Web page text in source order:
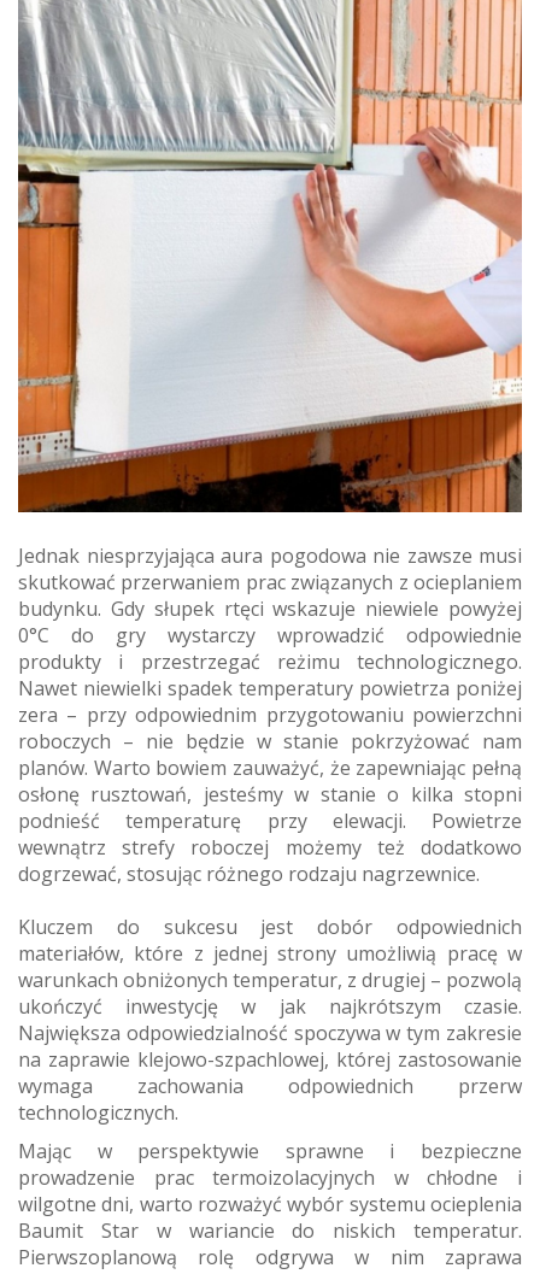
Jednak niesprzyjająca aura pogodowa nie zawsze musi
skutkować przerwaniem prac związanych z ocieplaniem
budynku. Gdy słupek rtęci wskazuje niewiele powyżej
0°C do gry wystarczy wprowadzić odpowiednie
produkty i przestrzegać reżimu technologicznego.
Nawet niewielki spadek temperatury powietrza poniżej
zera – przy odpowiednim przygotowaniu powierzchni
roboczych – nie będzie w stanie pokrzyżować nam
planów. Warto bowiem zauważyć, że zapewniając pełną
osłonę rusztowań, jesteśmy w stanie o kilka stopni
podnieść temperaturę przy elewacji. Powietrze
wewnątrz strefy roboczej możemy też dodatkowo
dogrzewać, stosując różnego rodzaju nagrzewnice.
Kluczem do sukcesu jest dobór odpowiednich
materiałów, które z jednej strony umożliwią pracę w
warunkach obniżonych temperatur, z drugiej – pozwolą
ukończyć inwestycję w jak najkrótszym czasie.
Największa odpowiedzialność spoczywa w tym zakresie
na zaprawie klejowo-szpachlowej, której zastosowanie
wymaga zachowania odpowiednich przerw
technologicznych.
Mając w perspektywie sprawne i bezpieczne
prowadzenie prac termoizolacyjnych w chłodne i
wilgotne dni, warto rozważyć wybór systemu ocieplenia
Baumit Star w wariancie do niskich temperatur.
Pierwszoplanową rolę odgrywa w nim zaprawa